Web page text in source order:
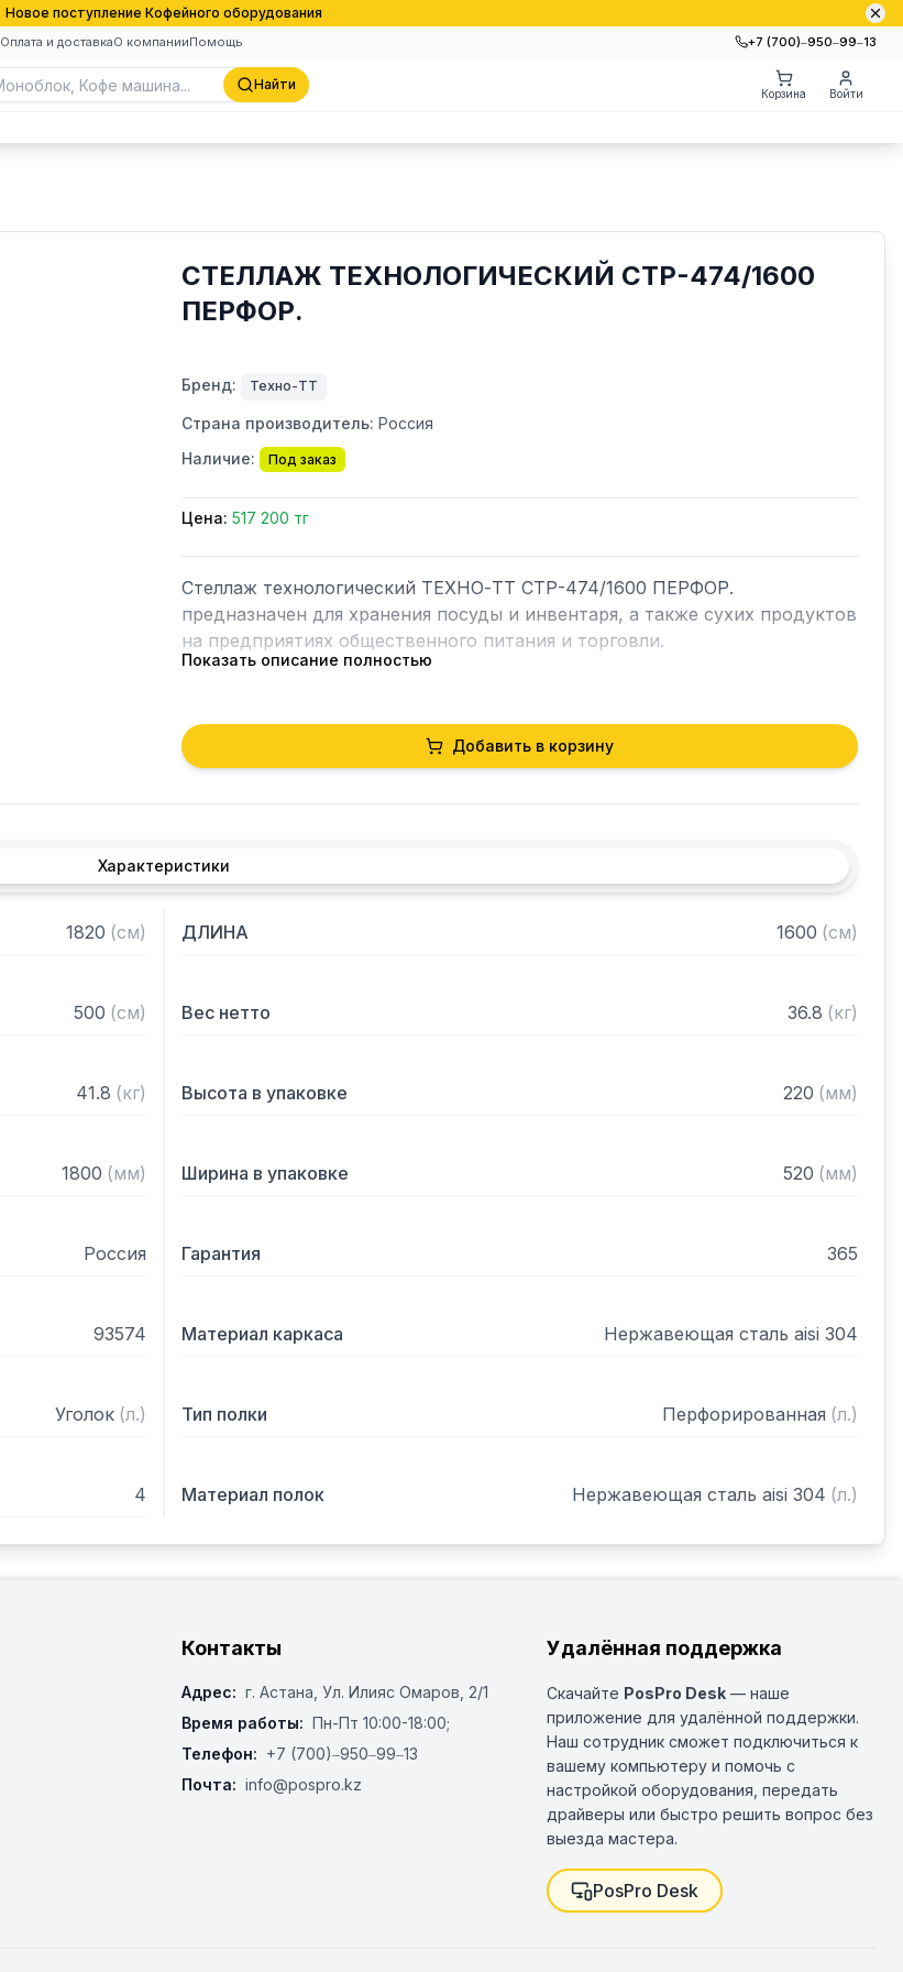
Новое поступление Кофейного оборудования
Оплата и доставкаО компанииПомощь +7 (700)‒950‒99‒13
Найти
Корзина Войти
СТЕЛЛАЖ ТЕХНОЛОГИЧЕСКИЙ СТР-474/1600
ПЕРФОР.
Бренд: Техно-ТТ
Страна производитель: Россия
Наличие:
Под заказ
Цена: 517 200 тг
Стеллаж технологический ТЕХНО-ТТ СТР-474/1600 ПЕРФОР.
предназначен для хранения посуды и инвентаря, а также сухих продуктов
на предприятиях общественного питания и торговли.
— Стеллаж технологический разборный
— Стойки из уголка 40х40 нержавеющей стали марки AISI 304 толщиной
2 мм
— Расстояние между полками регулируемое с шагом 50 мм
— Стеллаж поставляется в разобранном виде
Показать описание полностью
Добавить в корзину
Характеристики
1820 (см) ДЛИНА 1600 (см)
500 (см) Вес нетто 36.8 (кг)
41.8 (кг) Высота в упаковке 220 (мм)
1800 (мм) Ширина в упаковке 520 (мм)
Россия Гарантия 365
93574 Материал каркаса Нержавеющая сталь aisi 304
Уголок (л.) Тип полки Перфорированная (л.)
4 Материал полок Нержавеющая сталь aisi 304 (л.)
Контакты
Адрес: г. Астана, ​Ул. Илияс Омаров, 2/1
Время работы: Пн-Пт 10:00-18:00;
Телефон: +7 (700)‒950‒99‒13
Почта: info@pospro.kz
Удалённая поддержка
Скачайте PosPro Desk — наше
приложение для удалённой поддержки.
Наш сотрудник сможет подключиться к
вашему компьютеру и помочь с
настройкой оборудования, передать
драйверы или быстро решить вопрос без
выезда мастера.
PosPro Desk